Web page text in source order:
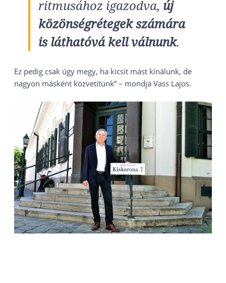
ritmusához igazodva, új
közönségrétegek számára
is láthatóvá kell válnunk.
Ez pedig csak úgy megy, ha kicsit mást kínálunk, de
nagyon másként közvetítünk” – mondja Vass Lajos.